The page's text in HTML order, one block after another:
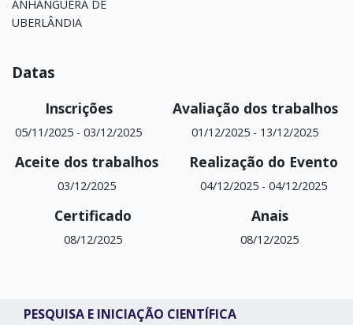
Datas
Inscrições
05/11/2025 -03/12/2025
Avaliação dos trabalhos
01/12/2025 - 13/12/2025
Aceite dos trabalhos
03/12/2025
Realização do Evento
04/12/2025- 04/12/2025
Certificado
08/12/2025
Anais
08/12/2025
PESQUISA E INICIAÇÃO CIENTÍFICA